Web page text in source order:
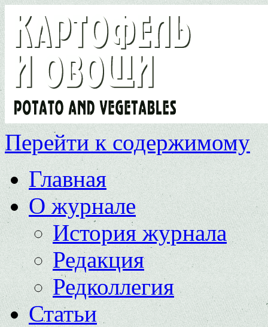
Перейти к содержимому
Главная
О журнале
История журнала
Редакция
Редколлегия
Статьи